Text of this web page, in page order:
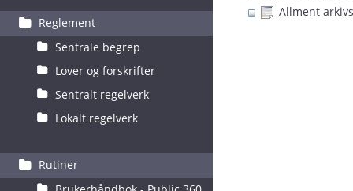
Reglement
Sentrale begrep
Lover og forskrifter
Sentralt regelverk
Lokalt regelverk
Rutiner
Allment